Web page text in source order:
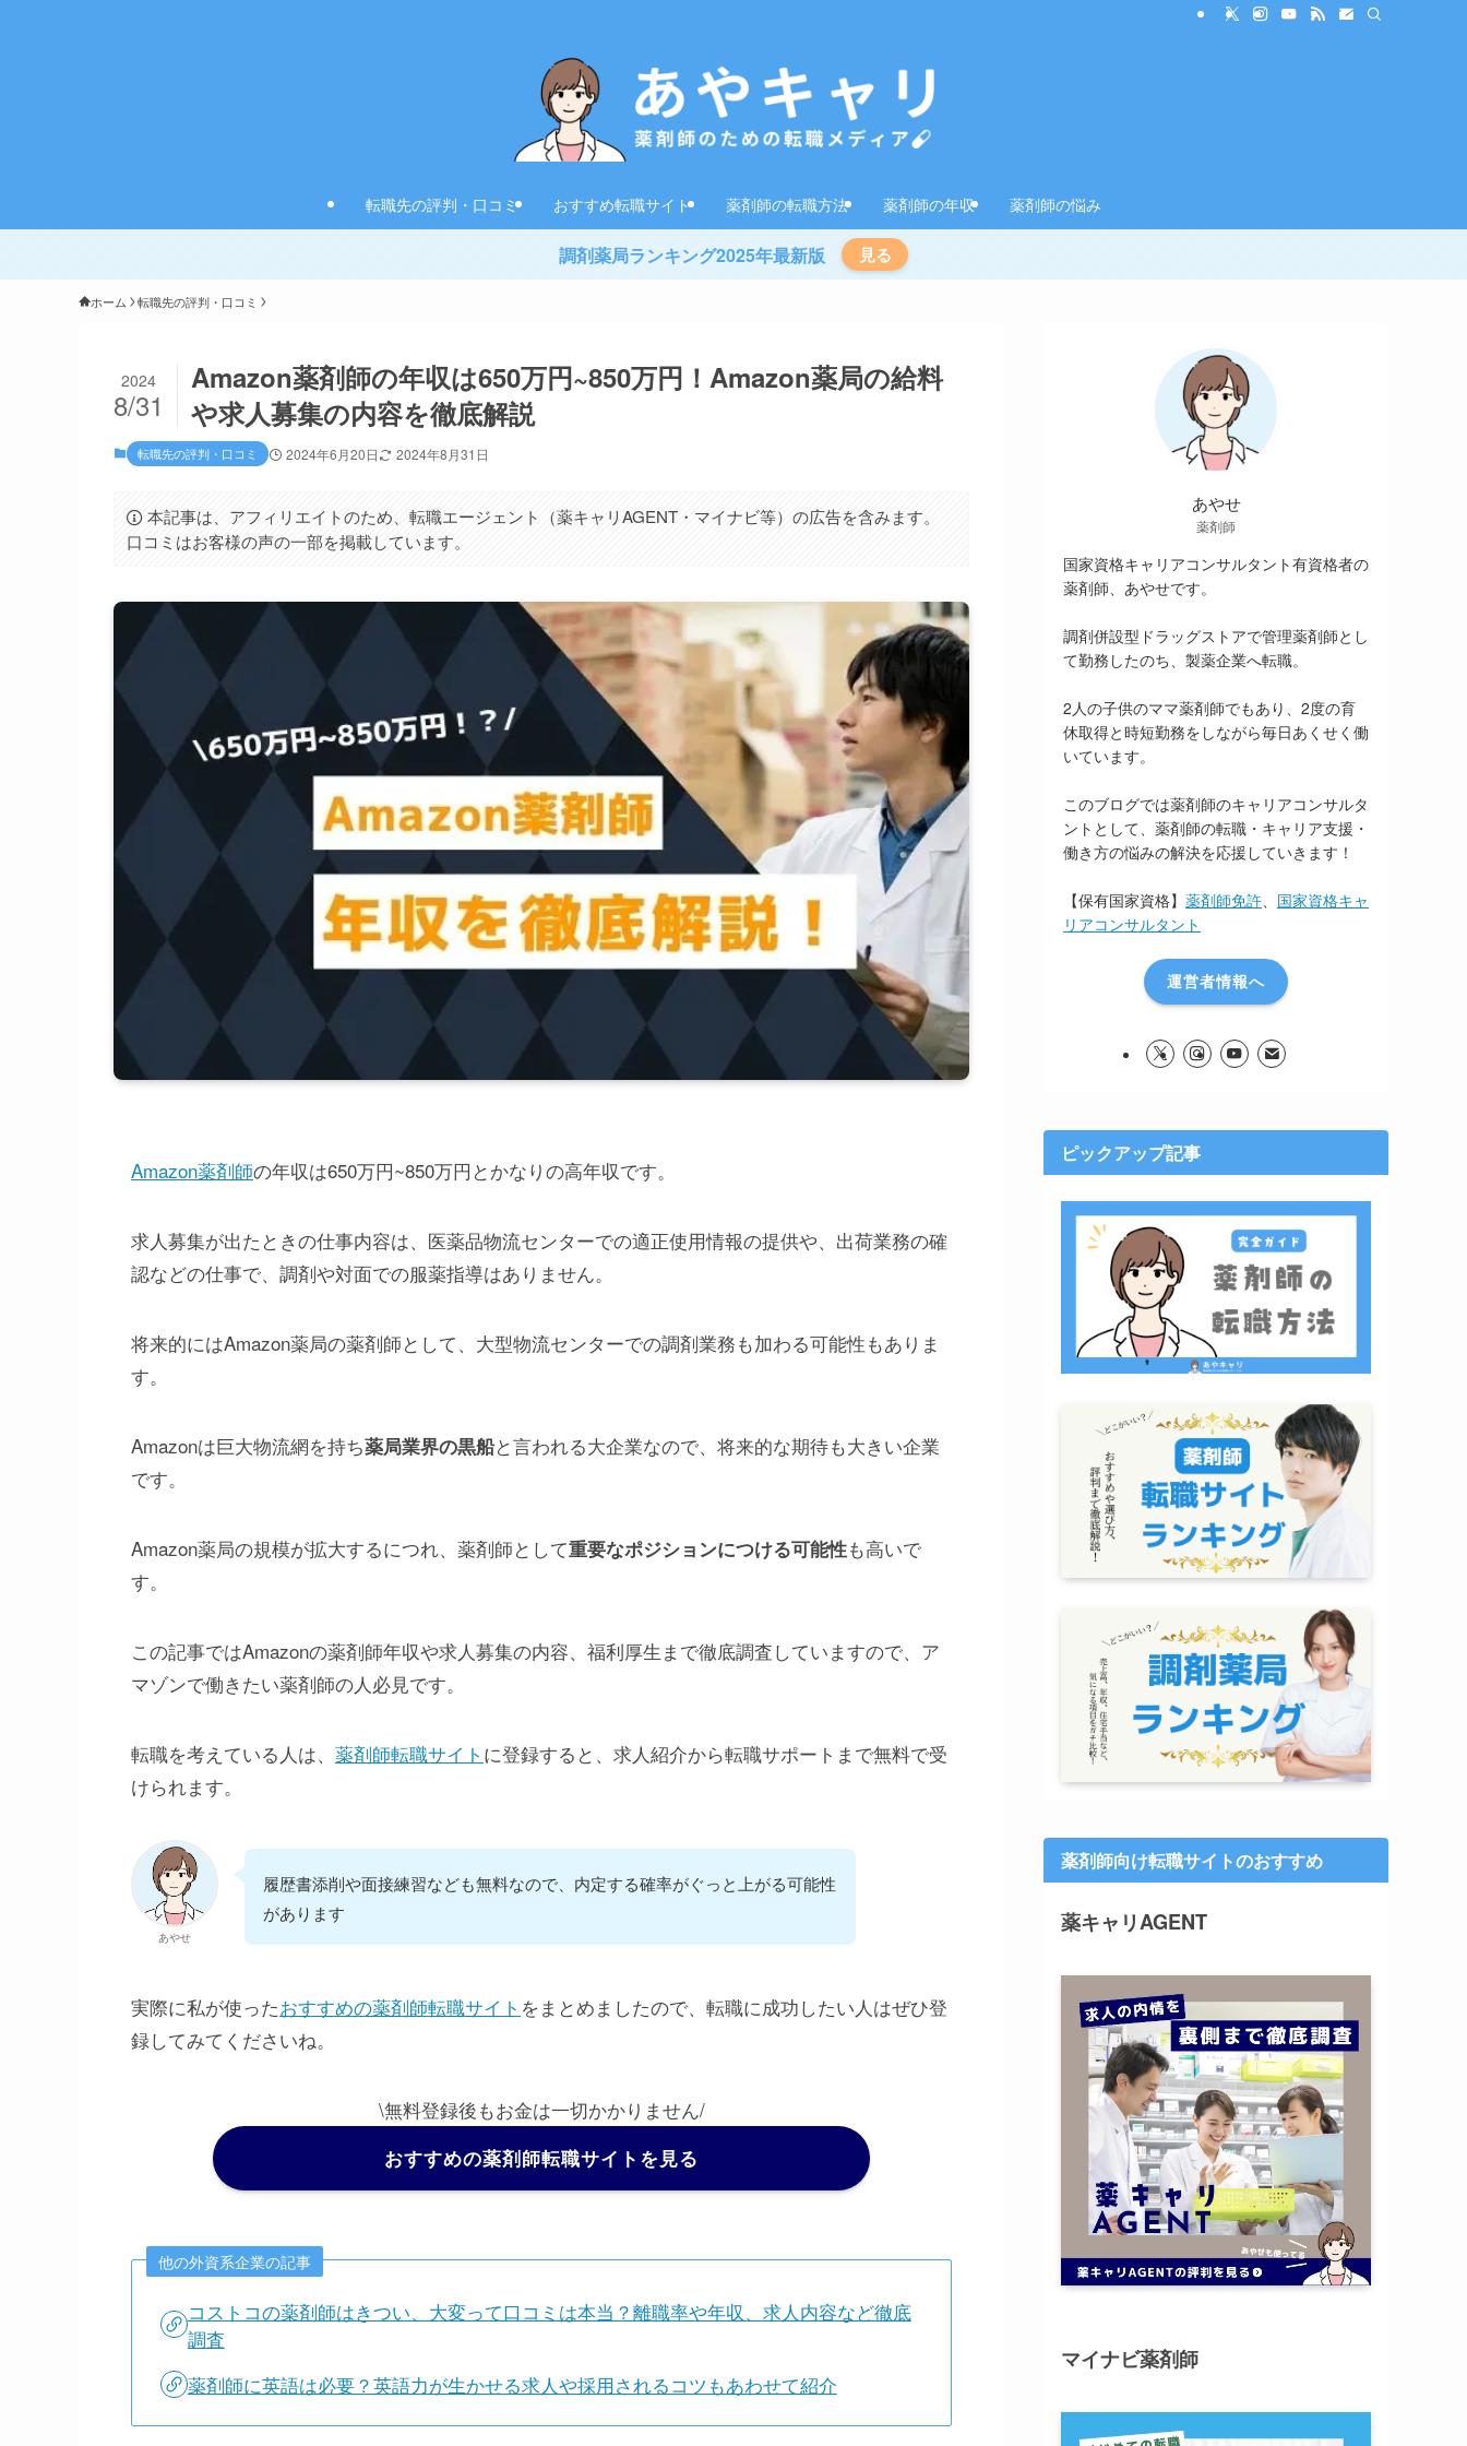
転職先の評判・口コミ おすすめ転職サイト 薬剤師の転職方法 薬剤師の年収 薬剤師の悩み
調剤薬局ランキング2025年最新版 見る
ホーム 転職先の評判・口コミ
Amazon薬剤師の年収は650万円~850万円！Amazon薬局の給料
や求人募集の内容を徹底解説
2024
8/31
転職先の評判・口コミ 2024年6月20日 2024年8月31日
本記事は、アフィリエイトのため、転職エージェント（薬キャリAGENT・マイナビ等）の広告を含みます。
口コミはお客様の声の一部を掲載しています。
Amazon薬剤師の年収は650万円~850万円とかなりの高年収です。
求人募集が出たときの仕事内容は、医薬品物流センターでの適正使用情報の提供や、出荷業務の確
認などの仕事で、調剤や対面での服薬指導はありません。
将来的にはAmazon薬局の薬剤師として、大型物流センターでの調剤業務も加わる可能性もありま
す。
Amazonは巨大物流網を持ち薬局業界の黒船と言われる大企業なので、将来的な期待も大きい企業
です。
Amazon薬局の規模が拡大するにつれ、薬剤師として重要なポジションにつける可能性も高いで
す。
この記事ではAmazonの薬剤師年収や求人募集の内容、福利厚生まで徹底調査していますので、ア
マゾンで働きたい薬剤師の人必見です。
転職を考えている人は、 薬剤師転職サイト に登録すると、求人紹介から転職サポートまで無料で受
けられます。
あやせ
履歴書添削や面接練習なども無料なので、内定する確率がぐっと上がる可能性
があります
実際に私が使ったおすすめの薬剤師転職サイト をまとめましたので、転職に成功したい人はぜひ登
録してみてくださいね。
\無料登録後もお金は一切かかりません/
おすすめの薬剤師転職サイトを見る
他の外資系企業の記事
コストコの薬剤師はきつい、大変って口コミは本当？離職率や年収、求人内容など徹底
調査
薬剤師に英語は必要？英語力が生かせる求人や採用されるコツもあわせて紹介
あやせ
薬剤師
国家資格キャリアコンサルタント有資格者の
薬剤師、あやせです。
調剤併設型ドラッグストアで管理薬剤師とし
て勤務したのち、製薬企業へ転職。
2人の子供のママ薬剤師でもあり、2度の育
休取得と時短勤務をしながら毎日あくせく働
いています。
このブログでは薬剤師のキャリアコンサルタ
ントとして、薬剤師の転職・キャリア支援・
働き方の悩みの解決を応援していきます！
【保有国家資格】 薬剤師免許
国家資格キャ
リアコンサルタント
運営者情報へ
ピックアップ記事
薬剤師向け転職サイトのおすすめ
薬キャリAGENT
マイナビ薬剤師